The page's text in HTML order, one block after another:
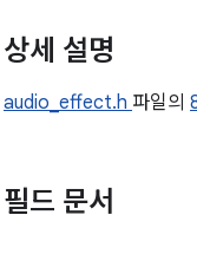
상세 설명
audio_effect.h 파일의
필드 문서